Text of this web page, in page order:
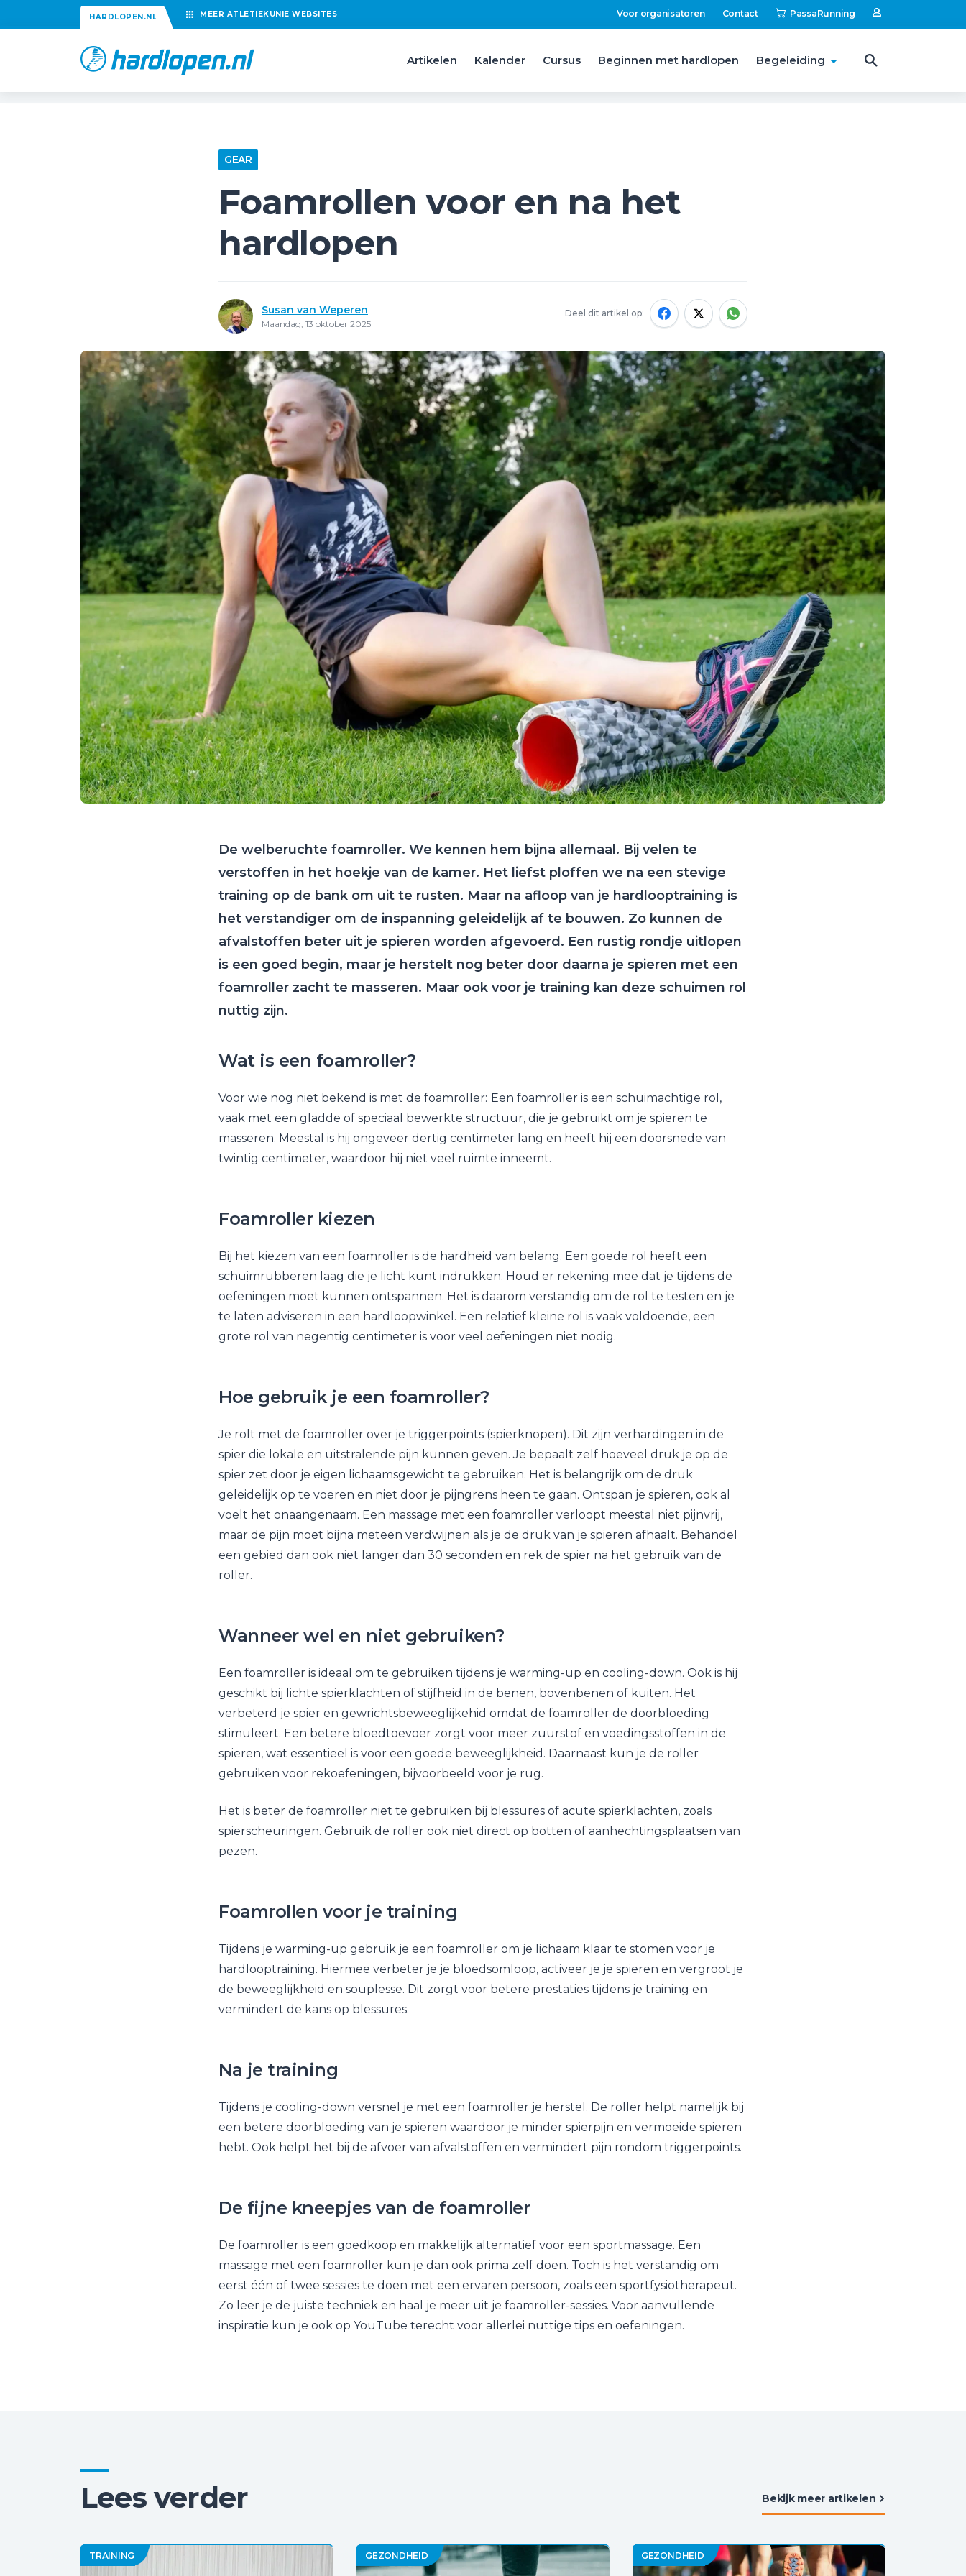
HARDLOPEN.NL MEER ATLETIEKUNIE WEBSITES Voor organisatoren Contact PassaRunning
Artikelen Kalender Cursus Beginnen met hardlopen Begeleiding
GEAR
Foamrollen voor en na het
hardlopen
Susan van Weperen
Maandag, 13 oktober 2025
Deel dit artikel op:
De welberuchte foamroller. We kennen hem bijna allemaal. Bij velen te
verstoffen in het hoekje van de kamer. Het liefst ploffen we na een stevige
training op de bank om uit te rusten. Maar na afloop van je hardlooptraining is
het verstandiger om de inspanning geleidelijk af te bouwen. Zo kunnen de
afvalstoffen beter uit je spieren worden afgevoerd. Een rustig rondje uitlopen
is een goed begin, maar je herstelt nog beter door daarna je spieren met een
foamroller zacht te masseren. Maar ook voor je training kan deze schuimen rol
nuttig zijn.
Wat is een foamroller?
Voor wie nog niet bekend is met de foamroller: Een foamroller is een schuimachtige rol,
vaak met een gladde of speciaal bewerkte structuur, die je gebruikt om je spieren te
masseren. Meestal is hij ongeveer dertig centimeter lang en heeft hij een doorsnede van
twintig centimeter, waardoor hij niet veel ruimte inneemt.
Foamroller kiezen
Bij het kiezen van een foamroller is de hardheid van belang. Een goede rol heeft een
schuimrubberen laag die je licht kunt indrukken. Houd er rekening mee dat je tijdens de
oefeningen moet kunnen ontspannen. Het is daarom verstandig om de rol te testen en je
te laten adviseren in een hardloopwinkel. Een relatief kleine rol is vaak voldoende, een
grote rol van negentig centimeter is voor veel oefeningen niet nodig.
Hoe gebruik je een foamroller?
Je rolt met de foamroller over je triggerpoints (spierknopen). Dit zijn verhardingen in de
spier die lokale en uitstralende pijn kunnen geven. Je bepaalt zelf hoeveel druk je op de
spier zet door je eigen lichaamsgewicht te gebruiken. Het is belangrijk om de druk
geleidelijk op te voeren en niet door je pijngrens heen te gaan. Ontspan je spieren, ook al
voelt het onaangenaam. Een massage met een foamroller verloopt meestal niet pijnvrij,
maar de pijn moet bijna meteen verdwijnen als je de druk van je spieren afhaalt. Behandel
een gebied dan ook niet langer dan 30 seconden en rek de spier na het gebruik van de
roller.
Wanneer wel en niet gebruiken?
Een foamroller is ideaal om te gebruiken tijdens je warming-up en cooling-down. Ook is hij
geschikt bij lichte spierklachten of stijfheid in de benen, bovenbenen of kuiten. Het
verbeterd je spier en gewrichtsbeweeglijkehid omdat de foamroller de doorbloeding
stimuleert. Een betere bloedtoevoer zorgt voor meer zuurstof en voedingsstoffen in de
spieren, wat essentieel is voor een goede beweeglijkheid. Daarnaast kun je de roller
gebruiken voor rekoefeningen, bijvoorbeeld voor je rug.
Het is beter de foamroller niet te gebruiken bij blessures of acute spierklachten, zoals
spierscheuringen. Gebruik de roller ook niet direct op botten of aanhechtingsplaatsen van
pezen.
Foamrollen voor je training
Tijdens je warming-up gebruik je een foamroller om je lichaam klaar te stomen voor je
hardlooptraining. Hiermee verbeter je je bloedsomloop, activeer je je spieren en vergroot je
de beweeglijkheid en souplesse. Dit zorgt voor betere prestaties tijdens je training en
vermindert de kans op blessures.
Na je training
Tijdens je cooling-down versnel je met een foamroller je herstel. De roller helpt namelijk bij
een betere doorbloeding van je spieren waardoor je minder spierpijn en vermoeide spieren
hebt. Ook helpt het bij de afvoer van afvalstoffen en vermindert pijn rondom triggerpoints.
De fijne kneepjes van de foamroller
De foamroller is een goedkoop en makkelijk alternatief voor een sportmassage. Een
massage met een foamroller kun je dan ook prima zelf doen. Toch is het verstandig om
eerst één of twee sessies te doen met een ervaren persoon, zoals een sportfysiotherapeut.
Zo leer je de juiste techniek en haal je meer uit je foamroller-sessies. Voor aanvullende
inspiratie kun je ook op YouTube terecht voor allerlei nuttige tips en oefeningen.
Lees verder Bekijk meer artikelen
TRAINING GEZONDHEID GEZONDHEID